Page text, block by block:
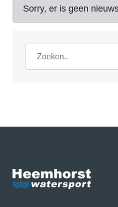
Sorry, er is geen